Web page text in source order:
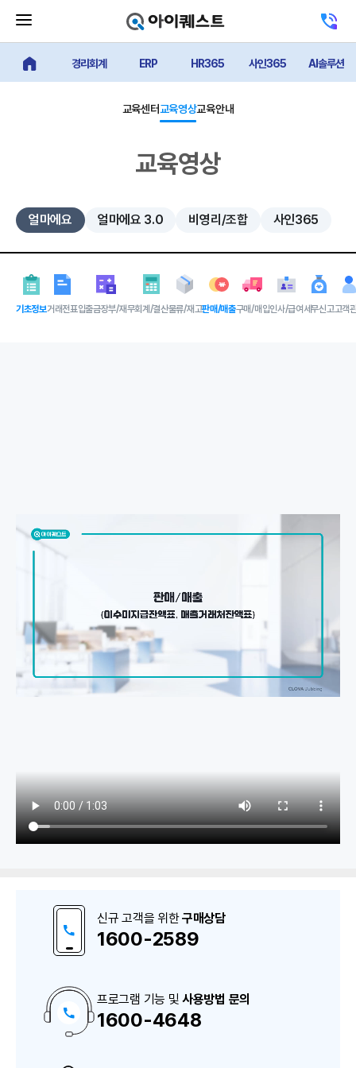
기
버
튼
센
터
얼마에요 메인경리회계 ERP HR365 사인365 AI솔루션
교육센터교육영상교육안내
교육영상
얼마에요 얼마에요 3.0 비영리/조합 사인365
기초정보거래전표입출금장부/재무회계/결산물류/재고판매/매출구매/매입인사/급여 세무신고고객
미수금잔액표/매출거래처잔액표
2. 거래명세표
거래명세표 작성/발행
구
매
신규 고객을 위한구매상담
1600-2589
프로그램 기능 및 사용방법 문의
1600-4648